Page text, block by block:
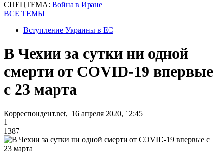
СПЕЦТЕМА: Война в Иране
ВСЕ ТЕМЫ
Вступление Украины в ЕС
В Чехии за сутки ни одной
смерти от COVID-19 впервые
с 23 марта
Корреспондент.net, 16 апреля 2020, 12:45
1
1387